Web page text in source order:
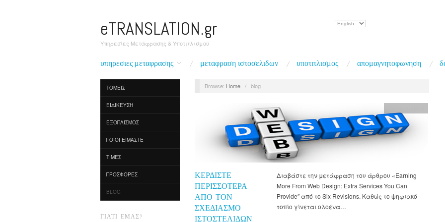
eTRANSLATION.gr
Υπηρεσίες Μετάφρασης & Υποτιτλισμού
Επιλέξτε
υπηρεσιες μεταφρασης μεταφραση ιστοσελιδων υποτιτλισμος απομαγνητοφωνηση
ΤΟΜΕΙΣ
ΕΙΔΙΚΕΥΣΗ
ΕΞΟΠΛΙΣΜΟΣ
ΠΟΙΟΙ ΕΙΜΑΣΤΕ
ΤΙΜΕΣ
ΠΡΟΣΦΟΡΈΣ
BLOG
ΓΙΑΤΊ ΕΜΆΣ?
Browse: Home / blog
ΚΕΡΔΊΣΤΕ
ΠΕΡΙΣΣΌΤΕΡΑ
ΑΠΌ ΤΟΝ
ΣΧΕΔΙΑΣΜΌ
ΙΣΤΟΣΤΕΛΊΔΩΝ:
Διαβάστε την μετάφραση του άρθρου «Earning
More From Web Design: Extra Services You Can
Provide″ από το Six Revisions. Καθώς το ψηφιακό
τοπίο γίνεται ολοένα…